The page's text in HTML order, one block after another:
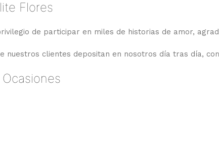
Flores
de participar en miles de historias de amor,
nuestros clientes depositan en nosotros día tras día,